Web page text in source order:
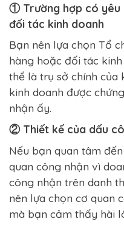
① Trường hợp có yêu
đối tác kinh doanh
Bạn nên lựa chọn Tổ
hàng hoặc đối tác
thể là trụ sở chính của
kinh doanh được
nhận ấy.
② Thiết kế của dấu
Nếu bạn quan tâm
quan công nhận vì
công nhận trên danh
nên lựa chọn cơ quan
mà bạn cảm thấy hài